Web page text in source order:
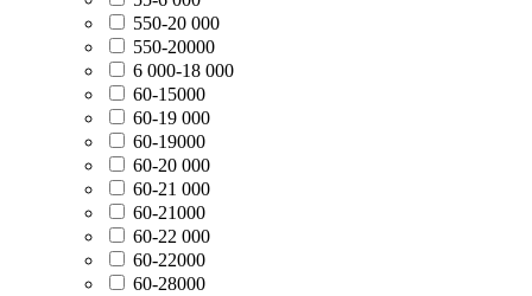
550-20 000
550-20000
6 000-18 000
60-15000
60-19 000
60-19000
60-20 000
60-21 000
60-21000
60-22 000
60-22000
60-28000